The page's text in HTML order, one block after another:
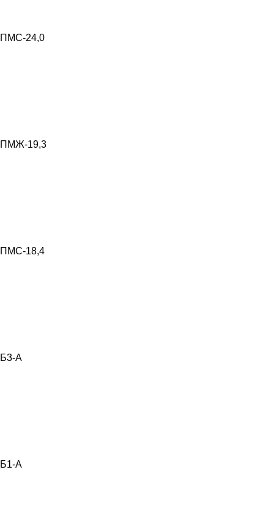
ПМС-24,0
ПМЖ-19,3
ПМС-18,4
Б3-А
Б1-А